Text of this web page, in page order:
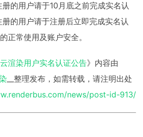
的用户请于10月底之前完成实名认
的用户请于注册后立即完成实名认
正常使用及账户安全。
渲染用户实名认证公告》内容由
__整理发布，如需转载，请注明出处
news/post-id-913/